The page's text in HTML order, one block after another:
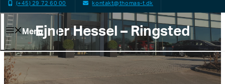
(+45) 29 72 60 00 kontakt@thomas-t.dk
MenuEjner Hessel – Ringsted